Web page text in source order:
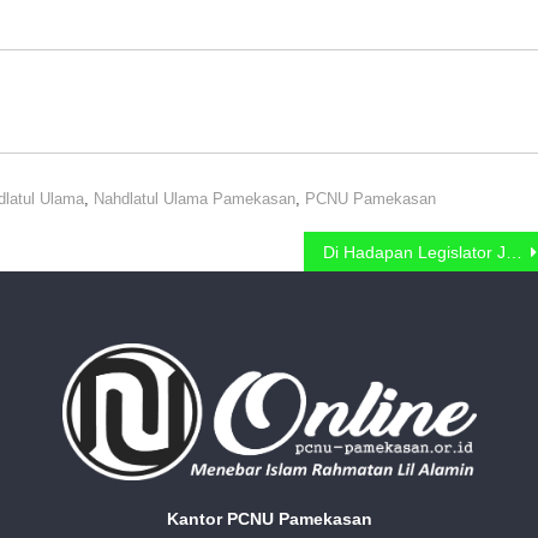
Ulama Nahdlatul Ulama Pamekasan PCNU Pamekasan
Kantor PCNU Pamekasan